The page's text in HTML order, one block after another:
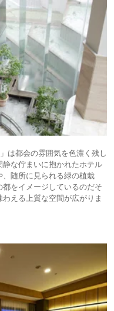
は都会の雰囲気を色濃く残し
な佇まいに抱かれたホテル
随所に見られる緑の植栽
をイメージしているのだそ
える上質な空間が広がりま